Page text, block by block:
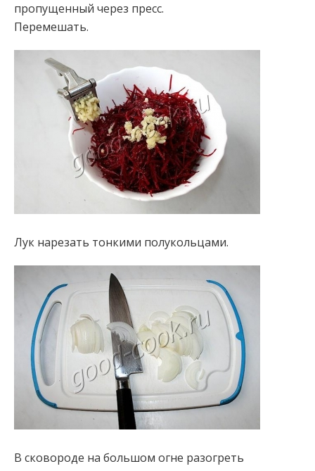
пропущенный через пресс.
Перемешать.
Лук нарезать тонкими полукольцами.
В сковороде на большом огне разогреть